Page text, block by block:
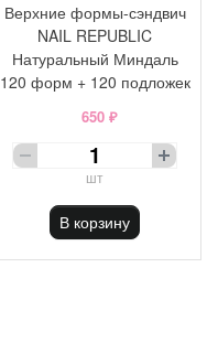
Верхние формы-сэндвич
NAIL REPUBLIC
Натуральный Миндаль
120 форм + 120 подложек
650 ₽
шт
В корзину